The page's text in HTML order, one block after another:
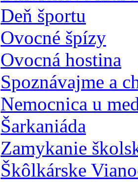
Deň športu
Ovocné špízy
Ovocná hostina
Spoznávajme a
Nemocnica u
Šarkaniáda
Zamykanie
Škôlkárske